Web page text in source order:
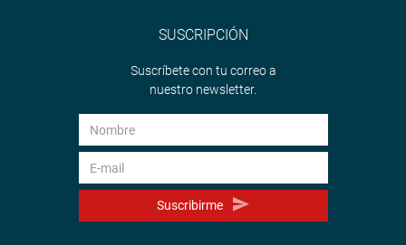
SUSCRIPCIÓN
Suscríbete con tu correo a
nuestro newsletter.
Suscribirme